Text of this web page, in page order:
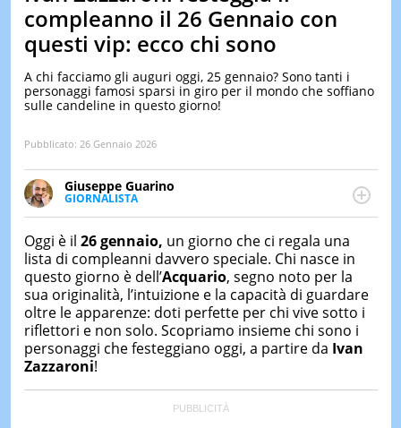
LE
DI
compleanno il 26 Gennaio con
questi vip: ecco chi sono
A chi facciamo gli auguri oggi, 25 gennaio? Sono tanti i
personaggi famosi sparsi in giro per il mondo che soffiano
sulle candeline in questo giorno!
Pubblicato: 26 Gennaio 2026
Giuseppe Guarino
GIORNALISTA
Ph(D) in Diritto Comparato e processi di
particolare sulla Storia contemporanea di America
Latina e Spagna. Collabora con numerose testate ed
è presidente dell'Associazione Culturale "La
Biblioteca del Sannio".
Oggi è il 26 gennaio, un giorno che ci regala una
lista di compleanni davvero speciale. Chi nasce in
questo giorno è dell’Acquario, segno noto per la
sua originalità, l’intuizione e la capacità di guardare
oltre le apparenze: doti perfette per chi vive sotto i
riflettori e non solo. Scopriamo insieme chi sono i
personaggi che festeggiano oggi, a partire da Ivan
Zazzaroni!